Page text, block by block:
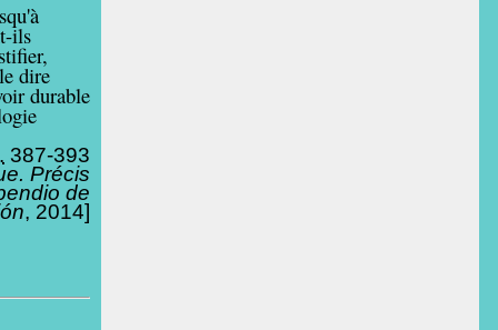
ils
dire
durable
387-393
Précis
de
, 2014]